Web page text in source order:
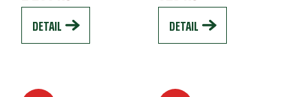
nabízí stylové žakárové...
DETAIL
barevný potisk na přední...
DETAIL